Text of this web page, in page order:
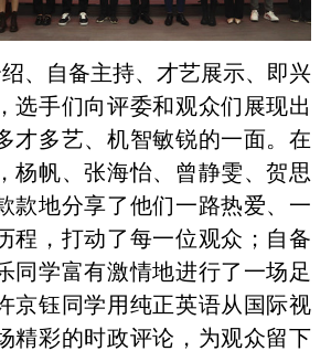
、自备主持、才艺展示、即兴
选手们向评委和观众们展现出
才多艺、机智敏锐的一面。在
杨帆、张海怡、曾静雯、贺思
款地分享了他们一路热爱、一
程，打动了每一位观众；自备
同学富有激情地进行了一场足
京钰同学用纯正英语从国际视
精彩的时政评论，为观众留下